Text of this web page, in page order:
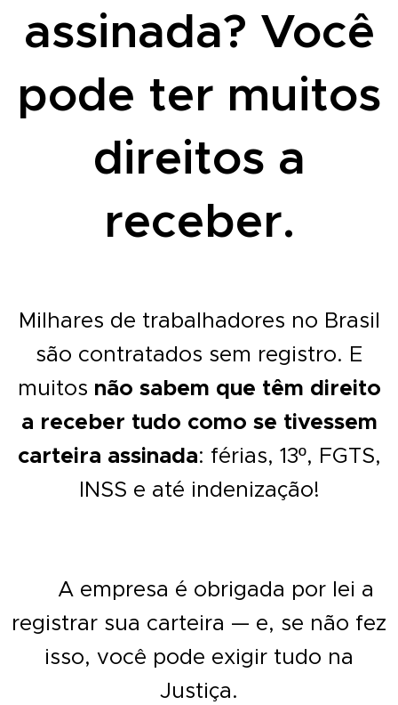
assinada? Você
pode ter muitos
direitos a
receber.
Milhares de trabalhadores no Brasil
são contratados sem registro. E
muitos não sabem que têm direito
a receber tudo como se tivessem
carteira assinada: férias, 13º, FGTS,
INSS e até indenização!
💼 A empresa é obrigada por lei a
registrar sua carteira — e, se não fez
isso, você pode exigir tudo na
Justiça.